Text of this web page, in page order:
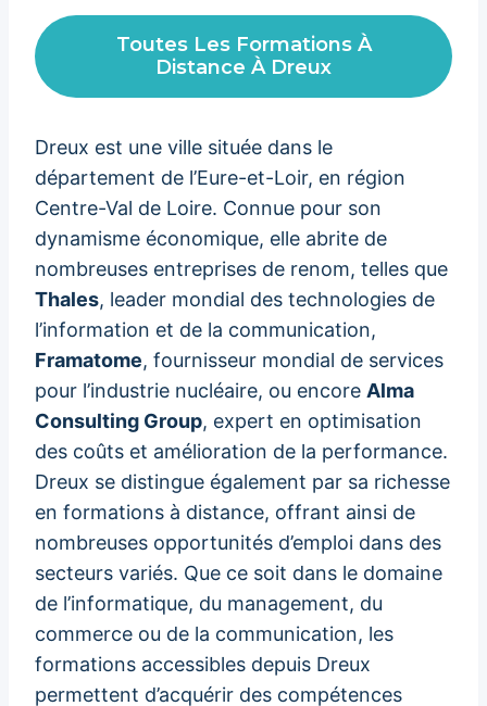
Toutes Les Formations À
Distance À Dreux
Dreux est une ville située dans le
département de l’Eure-et-Loir, en région
Centre-Val de Loire. Connue pour son
dynamisme économique, elle abrite de
nombreuses entreprises de renom, telles que
Thales, leader mondial des technologies de
l’information et de la communication,
Framatome, fournisseur mondial de services
pour l’industrie nucléaire, ou encore Alma
Consulting Group, expert en optimisation
des coûts et amélioration de la performance.
Dreux se distingue également par sa richesse
en formations à distance, offrant ainsi de
nombreuses opportunités d’emploi dans des
secteurs variés. Que ce soit dans le domaine
de l’informatique, du management, du
commerce ou de la communication, les
formations accessibles depuis Dreux
permettent d’acquérir des compétences